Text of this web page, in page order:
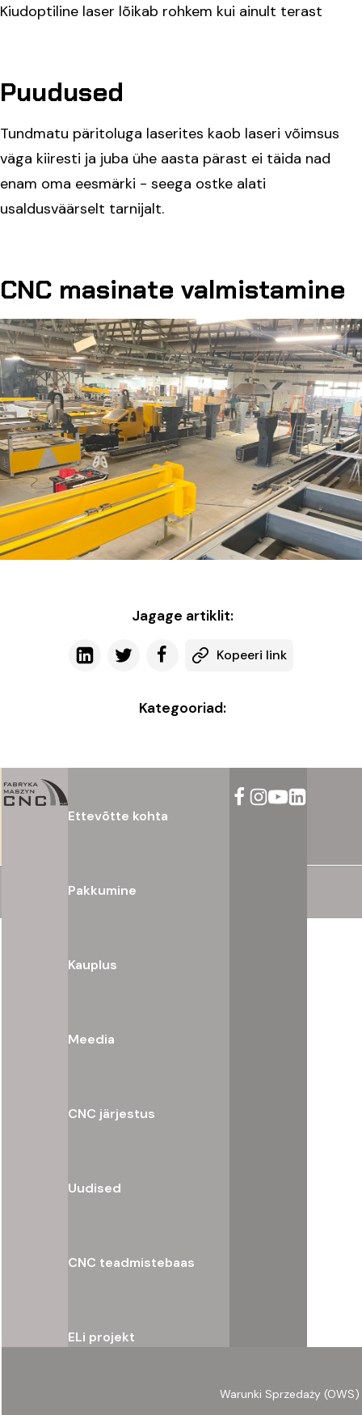
Kiudoptiline laser lõikab rohkem kui ainult terast
Puudused
Tundmatu päritoluga laserites kaob laseri võimsus
väga kiiresti ja juba ühe aasta pärast ei täida nad
enam oma eesmärki - seega ostke alati
usaldusväärselt tarnijalt.
CNC masinate valmistamine
Jagage artiklit:
Kopeeri link
Kategooriad:
Ettevõtte kohta
Pakkumine
Kauplus
Meedia
CNC järjestus
Uudised
CNC teadmistebaas
ELi projekt
Warunki Sprzedaży (OWS)